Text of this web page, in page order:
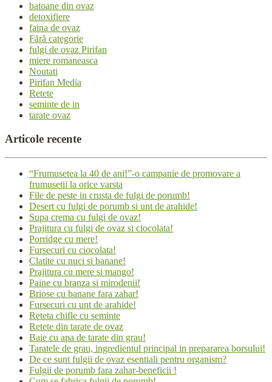
batoane din ovaz
detoxifiere
faina de ovaz
Fără categorie
fulgi de ovaz Pirifan
miere romaneasca
Noutati
Pirifan Media
Retete
seminte de in
tarate ovaz
Articole recente
“Frumusetea la 40 de ani!”-o campanie de promovare a
frumusetii la orice varsta
File de peste in crusta de fulgi de porumb!
Desert cu fulgi de porumb si unt de arahide!
Supa crema cu fulgi de ovaz!
Prajitura cu fulgi de ovaz si ciocolata!
Porridge cu mere!
Fursecuri cu ciocolata!
Clatite cu nuci si banane!
Prajitura cu mere si mango!
Paine cu branza si mirodenii!
Briose cu banane fara zahar!
Fursecuri cu unt de arahide!
Reteta chifle cu seminte
Retete din tarate de ovaz
Baie cu apa de tarate din grau!
Taratele de grau, ingredientul principal in prepararea borsului!
De ce sunt fulgii de ovaz esentiali pentru organism?
Fulgii de porumb fara zahar-beneficii !